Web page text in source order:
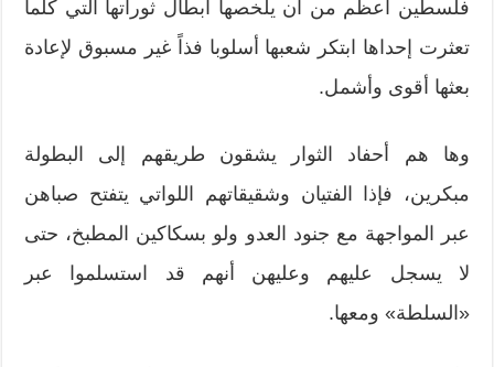
فلسطين أعظم من أن يلخصها أبطال ثوراتها التي كلما
تعثرت إحداها ابتكر شعبها أسلوبا فذاً غير مسبوق لإعادة
بعثها أقوى وأشمل.
وها هم أحفاد الثوار يشقون طريقهم إلى البطولة
مبكرين، فإذا الفتيان وشقيقاتهم اللواتي يتفتح صباهن
عبر المواجهة مع جنود العدو ولو بسكاكين المطبخ، حتى
لا يسجل عليهم وعليهن أنهم قد استسلموا عبر
«السلطة» ومعها.